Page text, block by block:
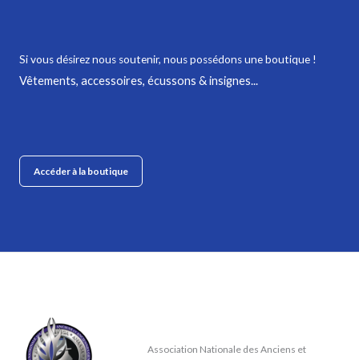
Si vous désirez nous soutenir, nous possédons une boutique !
Vêtements, accessoires, écussons & insignes...
Accéder à la boutique
Association Nationale des Anciens et